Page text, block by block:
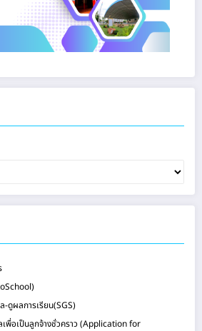
-ดูผลการเรียน(SGS)
พื่อเป็นลูกจ้างชั่วคราว (Application for